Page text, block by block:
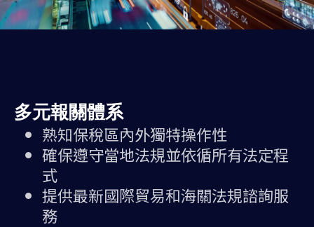
多元報關體系
熟知保稅區內外獨特操作性
確保遵守當地法規並依循所有法定程
式
提供最新國際貿易和海關法規諮詢服
務